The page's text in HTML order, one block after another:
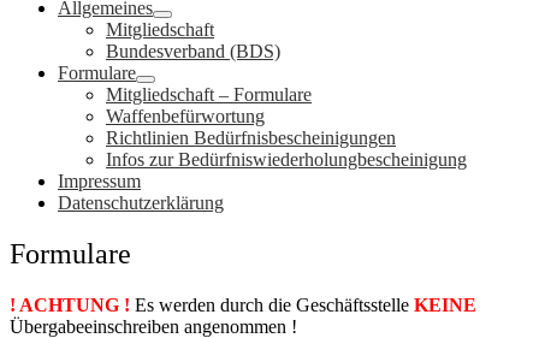
Allgemeines
Mitgliedschaft
Bundesverband (BDS)
Formulare
Mitgliedschaft – Formulare
Waffenbefürwortung
Richtlinien Bedürfnisbescheinigungen
Infos zur Bedürfniswiederholungbescheinigung
Impressum
Datenschutzerklärung
Formulare
! ACHTUNG ! Es werden durch die Geschäftsstelle KEINE
Übergabeeinschreiben angenommen !